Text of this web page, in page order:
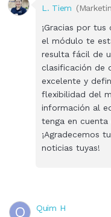
L. Tiem
¡Gracias por
el módulo te
resulta fácil de
clasificación de
excelente y
flexibilidad del
información al
tenga en
¡Agradecemos
noticias tuyas!
Q Quim H